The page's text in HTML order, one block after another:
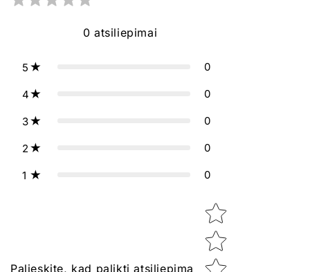
0 atsiliepimai
5 0
4 0
3 0
2 0
1 0
Palieskite, kad palikti atsiliepimą
Star rating